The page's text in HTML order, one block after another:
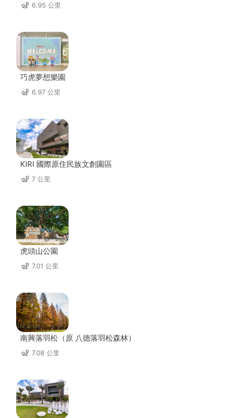
6.95 公里
巧虎夢想樂園
6.97 公里
KIRI 國際原住民族文創園區
7 公里
虎頭山公園
7.01 公里
南興落羽松（原 八德落羽松森林）
7.08 公里